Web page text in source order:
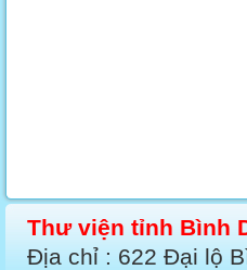
Thư viện tỉnh Bình
Địa chỉ : 622 Đại lộ